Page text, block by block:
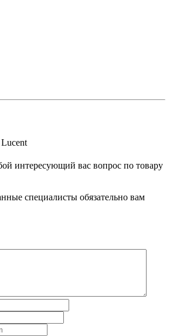
интересующий вас вопрос по товару
специалисты обязательно вам